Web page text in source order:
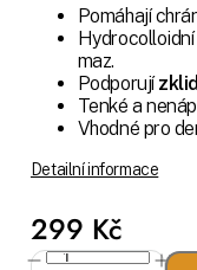
Pomáhají
maz.
Podporují
Tenké a
Vhodné pro
Detailní informace
299 Kč